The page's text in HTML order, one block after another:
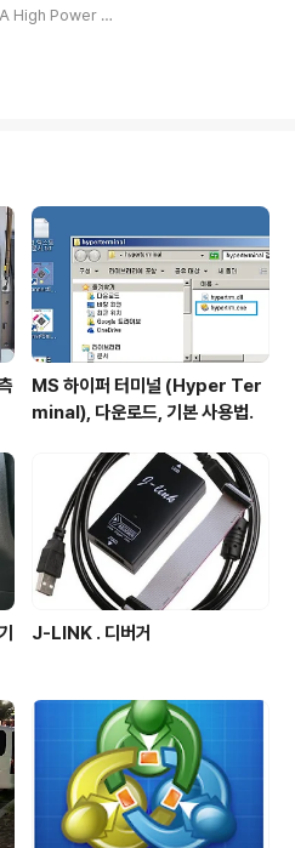
High Power Ba
Shoppin
Faraday Cap
Battery weld
MS 하이퍼 터미널 (Hyper Ter
minal), 다운로드, 기본 사용법.
J-LINK . 디버거